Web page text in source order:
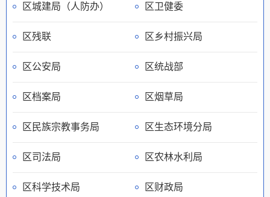
区城建局（人防办） 区卫健委
区残联 区乡村振兴局
区公安局 区统战部
区档案局 区烟草局
区民族宗教事务局 区生态环境分局
区司法局 区农林水利局
区科学技术局 区财政局